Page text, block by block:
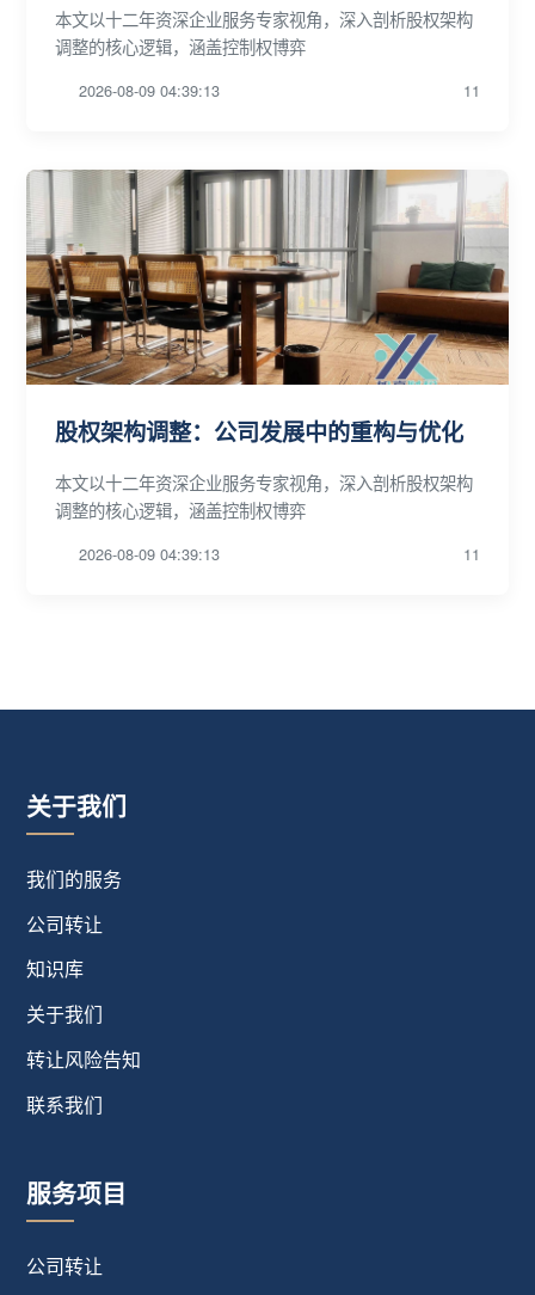
本文以十二年资深企业服务专家视角，深入剖析股权架构
调整的核心逻辑，涵盖控制权博弈
2026-08-09 04:39:13 11
股权架构调整：公司发展中的重构与优化
本文以十二年资深企业服务专家视角，深入剖析股权架构
调整的核心逻辑，涵盖控制权博弈
2026-08-09 04:39:13 11
关于我们
我们的服务
公司转让
知识库
关于我们
转让风险告知
联系我们
服务项目
公司转让